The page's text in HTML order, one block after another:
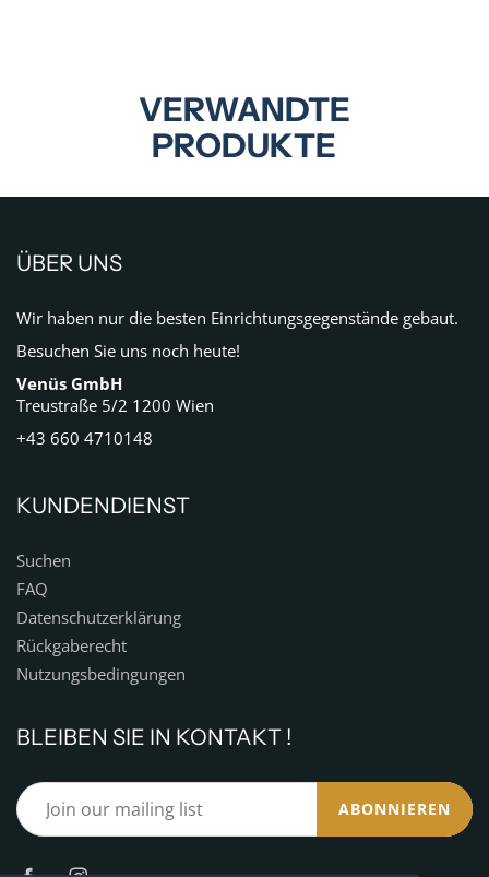
VERWANDTE
PRODUKTE
ÜBER UNS
Wir haben nur die besten Einrichtungsgegenstände gebaut.
Besuchen Sie uns noch heute!
Venüs GmbH
Treustraße 5/2 1200 Wien
+43 660 4710148
KUNDENDIENST
Suchen
FAQ
Datenschutzerklärung
Rückgaberecht
Nutzungsbedingungen
BLEIBEN SIE IN KONTAKT !
ABONNIEREN